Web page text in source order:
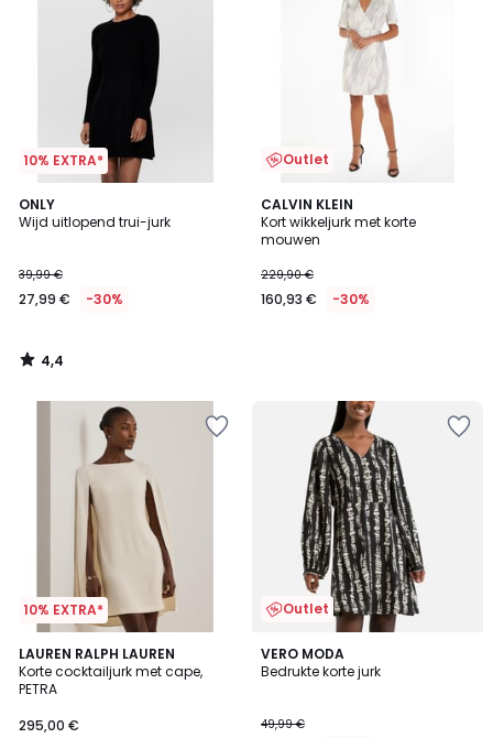
10% EXTRA*
ONLY
Wijd uitlopend trui-jurk
39,99 €
27,99 € -30%
4,4
/ 5
4,4
/
Outlet
CALVIN KLEIN
Kort wikkeljurk met korte
mouwen
229,90 €
160,93 € -30%
10% EXTRA*
LAUREN RALPH LAUREN
Korte cocktailjurk met cape,
PETRA
295,00 €
5
/
5
2
Kleuren
Outlet
VERO MODA
Bedrukte korte jurk
49,99 €
3,5
/ 5